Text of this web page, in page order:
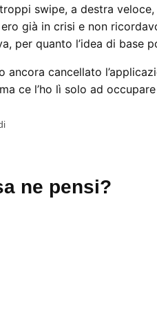
swipe, a destra
già in crisi e non
per quanto l’idea di base
ancora cancellato
ce l’ho lì solo ad
ne pensi?